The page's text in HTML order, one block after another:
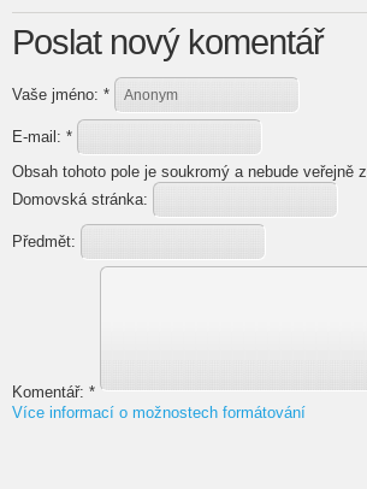
Poslat nový komentář
Vaše jméno: *
E-mail: *
Obsah tohoto pole je soukromý a nebude veřejně
Domovská stránka:
Předmět:
Komentář: *
Více informací o možnostech formátování